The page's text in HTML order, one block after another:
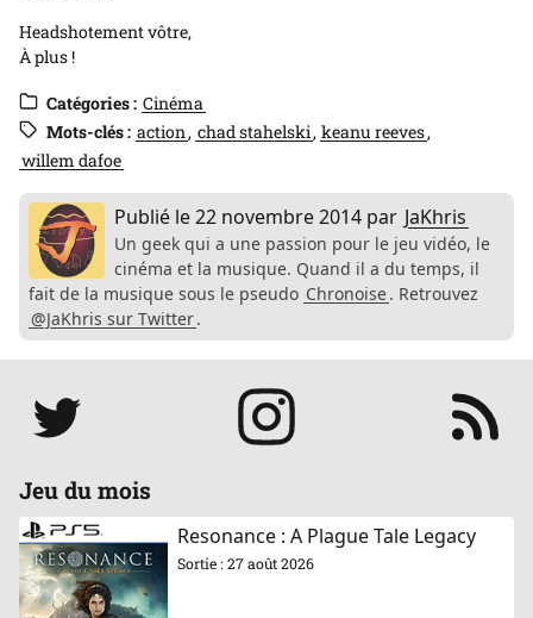
Headshotement vôtre,
À plus !
Catégories : Cinéma
Mots-clés : action chad stahelski keanu reeves
willem dafoe
Publié le22 novembre 2014 par JaKhris
Un geek qui a une passion pour le jeu vidéo, le
cinéma et la musique. Quand il a du temps, il
fait de la musique sous le pseudo Chronoise. Retrouvez
@JaKhris sur Twitter.
Réseaux
Jeu du mois
Resonance : A Plague Tale Legacy
Sortie : 27 août 2026